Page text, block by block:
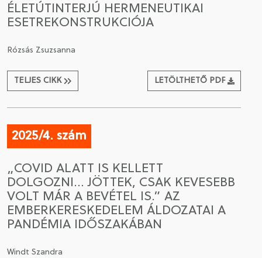
ÉLETÚTINTERJÚ HERMENEUTIKAI
ESETREKONSTRUKCIÓJA
Rózsás Zsuzsanna
TELJES CIKK LETÖLTHETŐ PDF
2025/4. szám
„COVID ALATT IS KELLETT
DOLGOZNI… JÖTTEK, CSAK KEVESEBB
VOLT MÁR A BEVÉTEL IS.” AZ
EMBERKERESKEDELEM ÁLDOZATAI A
PANDÉMIA IDŐSZAKÁBAN
Windt Szandra